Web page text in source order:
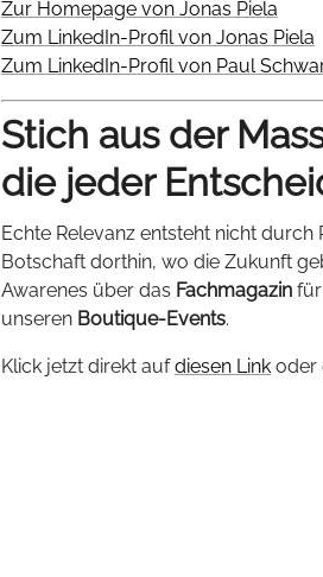
Zur Homepage von Jonas Piela
Zum LinkedIn-Profil von Jonas Piela
Zum LinkedIn-Profil von Paul
Stich aus der
die jeder
Echte Relevanz entsteht nicht
Botschaft dorthin, wo die Zukunft
Awarenes über das Fachmagazin
unseren Boutique-Events.
Klick jetzt direkt aufdiesen Link oder